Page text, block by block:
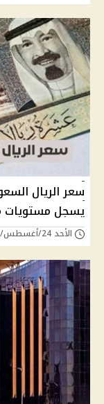
يسجل مستويات
الأحد 24/أغسطس/2025 - 09:30 ص